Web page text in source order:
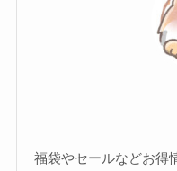
福袋やセールなどお得